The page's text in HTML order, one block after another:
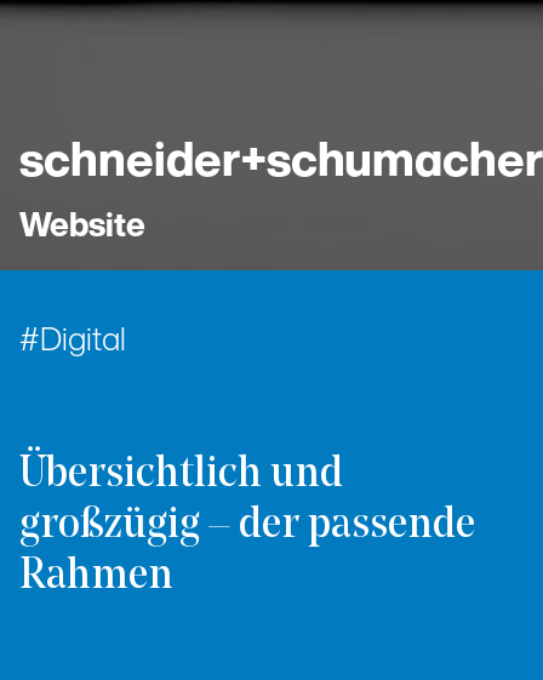
schneider+schumacher
Website
Digital
Übersichtlich und
großzügig – der passende
Rahmen